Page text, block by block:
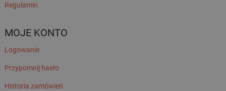
Regulamin
MOJE KONTO
Logowanie
Przypomnij hasło
Historia zamówień